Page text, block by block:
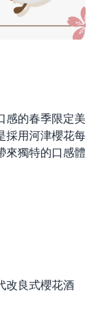
感的春季限定美
採用河津櫻花每
來獨特的口感體
改良式櫻花酒